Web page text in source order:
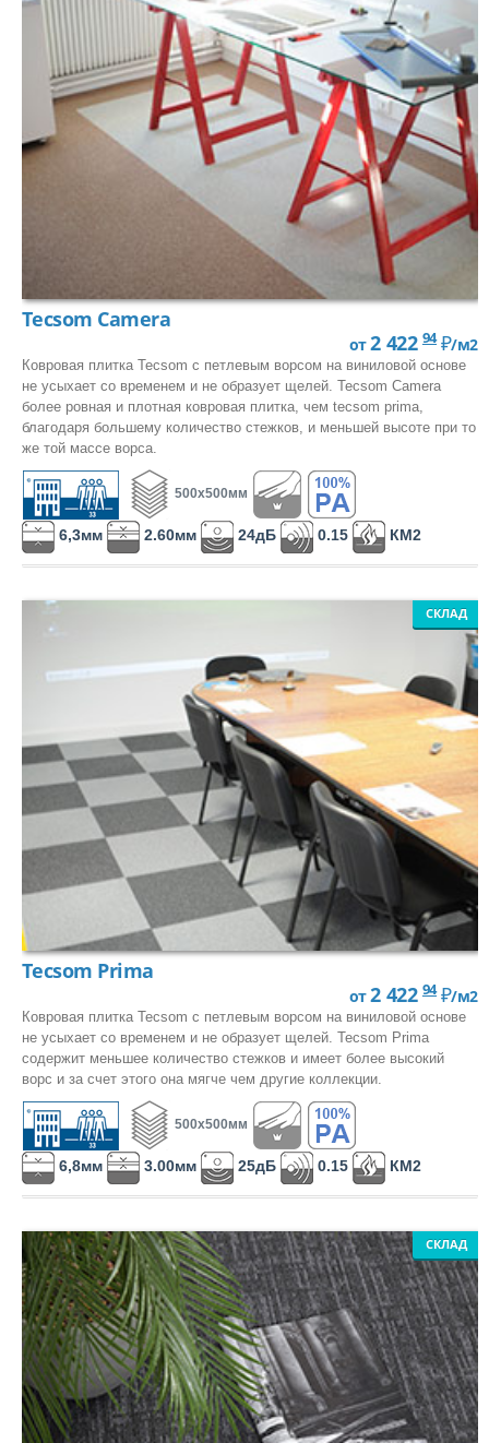
Tecsom Camera
от2 422 94 ₽/м2
Ковровая плитка Tecsom с петлевым ворсом на виниловой основе
не усыхает со временем и не образует щелей. Tecsom Camera
более ровная и плотная ковровая плитка, чем tecsom prima,
благодаря большему количество стежков, и меньшей высоте при то
же той массе ворса.
500х500мм
6,3мм 2.60мм 24дБ 0.15 КМ2
СКЛАД
Tecsom Prima
от2 422 94 ₽/м2
Ковровая плитка Tecsom с петлевым ворсом на виниловой основе
не усыхает со временем и не образует щелей. Tecsom Prima
содержит меньшее количество стежков и имеет более высокий
ворс и за счет этого она мягче чем другие коллекции.
500х500мм
6,8мм 3.00мм 25дБ 0.15 КМ2
СКЛАД